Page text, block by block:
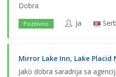
Dobra
Pozitivno Ja
Mirror Lake Inn, Lake Placid
Jako dobra saradnja sa